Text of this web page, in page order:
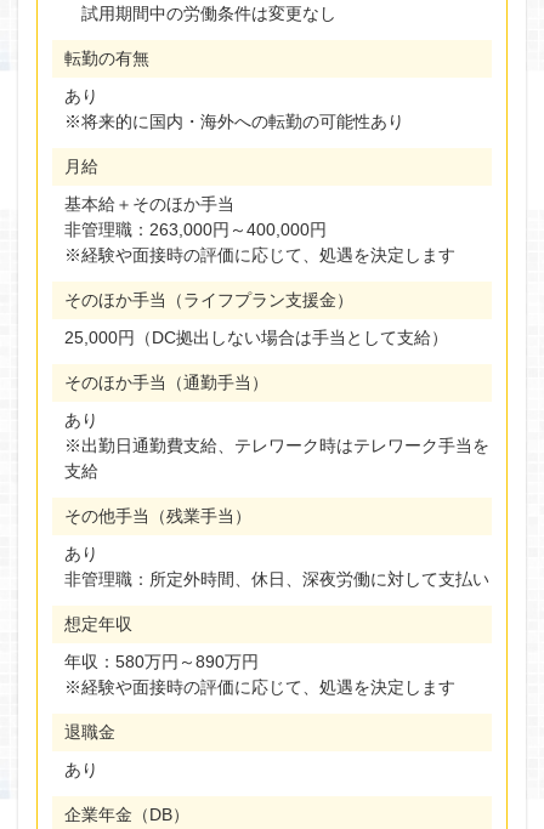
試用期間中の労働条件は変更なし
転勤の有無
あり
※将来的に国内・海外への転勤の可能性あり
月給
基本給＋そのほか手当
非管理職：263,000円～400,000円
※経験や面接時の評価に応じて、処遇を決定します
そのほか手当（ライフプラン支援金）
25,000円（DC拠出しない場合は手当として支給）
そのほか手当（通勤手当）
あり
※出勤日通勤費支給、テレワーク時はテレワーク手当を
支給
その他手当（残業手当）
あり
非管理職：所定外時間、休日、深夜労働に対して支払い
想定年収
年収：580万円～890万円
※経験や面接時の評価に応じて、処遇を決定します
退職金
あり
企業年金（DB）